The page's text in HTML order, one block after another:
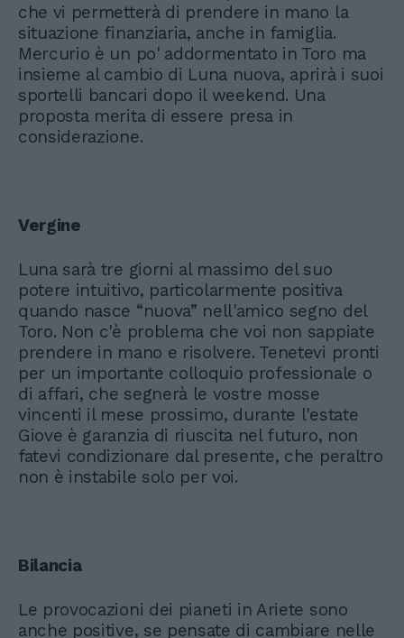
che vi permetterà di prendere in mano la
situazione finanziaria, anche in famiglia.
Mercurio è un po' addormentato in Toro ma
insieme al cambio di Luna nuova, aprirà i suoi
sportelli bancari dopo il weekend. Una
proposta merita di essere presa in
considerazione.
Vergine
Luna sarà tre giorni al massimo del suo
potere intuitivo, particolarmente positiva
quando nasce “nuova” nell'amico segno del
Toro. Non c'è problema che voi non sappiate
prendere in mano e risolvere. Tenetevi pronti
per un importante colloquio professionale o
di affari, che segnerà le vostre mosse
vincenti il mese prossimo, durante l'estate
Giove è garanzia di riuscita nel futuro, non
fatevi condizionare dal presente, che peraltro
non è instabile solo per voi.
Bilancia
Le provocazioni dei pianeti in Ariete sono
anche positive, se pensate di cambiare nelle